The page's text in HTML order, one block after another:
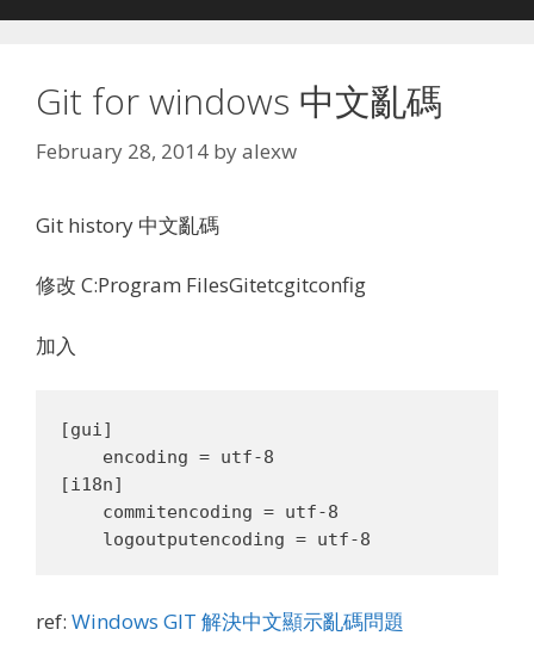
Git for windows 中文亂碼
February 28, 2014 byalexw
Git history 中文亂碼
修改 C:Program FilesGitetcgitconfig
加入
[gui]
    encoding = utf-8
[i18n]
    commitencoding = utf-8
ref: Windows GIT 解決中文顯示亂碼問題